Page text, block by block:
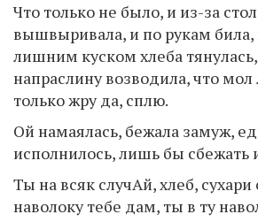
Что только не было, и из-за
вышвыривала, и по рукам била,
лишним куском хлеба
напраслину возводила, что
только жру да, сплю.
Ой намаялась, бежала замуж,
исполнилось, лишь бы сбежать
Ты на всяк случАй, хлеб,
наволоку тебе дам, ты в ту